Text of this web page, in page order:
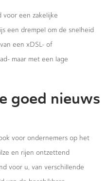
voor een zakelijke
een drempel om de snelheid
een xDSL- of
maar met een lage
goed nieuws
voor ondernemers op het
en rijen ontzettend
voor u, van verschillende